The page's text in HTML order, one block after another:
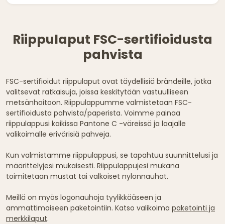
Riippulaput FSC-sertifioidusta
pahvista
FSC-sertifioidut riippulaput ovat täydellisiä brändeille, jotka
valitsevat ratkaisuja, joissa keskitytään vastuulliseen
metsänhoitoon. Riippulappumme valmistetaan FSC-
sertifioidusta pahvista/paperista. Voimme painaa
riippulappusi kaikissa Pantone C -väreissä ja laajalle
valikoimalle erivärisiä pahveja.
Kun valmistamme riippulappusi, se tapahtuu suunnittelusi ja
määrittelyjesi mukaisesti. Riippulappujesi mukana
toimitetaan mustat tai valkoiset nylonnauhat.
Meillä on myös logonauhoja tyylikkääseen ja
ammattimaiseen paketointiin. Katso valikoima paketointi ja
merkkilaput.